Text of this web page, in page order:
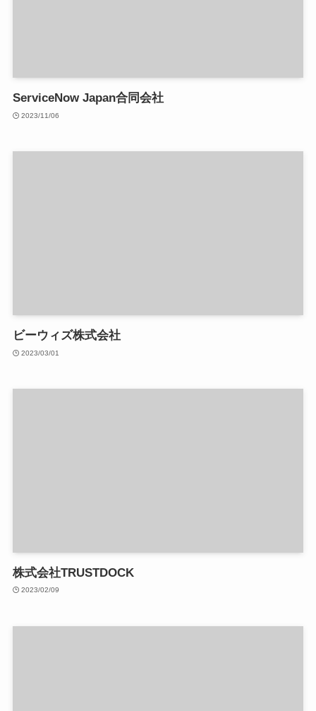
ServiceNow Japan合同会社
2023/11/06
ビーウィズ株式会社
2023/03/01
株式会社TRUSTDOCK
2023/02/09